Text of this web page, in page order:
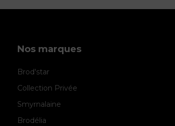
Nos marques
Brod'star
Collection Privée
Smyrnalaine
Brodélia